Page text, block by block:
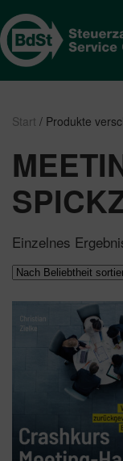
Start / Produkte
Einzelnes